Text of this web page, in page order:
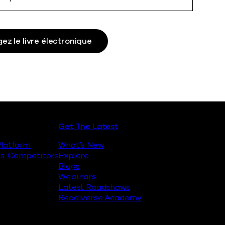
le livre électronique
Competitors
Get The Latest
What’s New
Explore
Blogs
Webinars
Latest Roadshows
Readiverse Academy